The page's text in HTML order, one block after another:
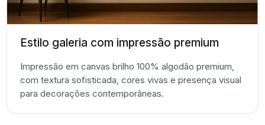
Estilo galeria com impressão premium
Impressão em canvas brilho 100% algodão premium,
com textura sofisticada, cores vivas e presença visual
para decorações contemporâneas.